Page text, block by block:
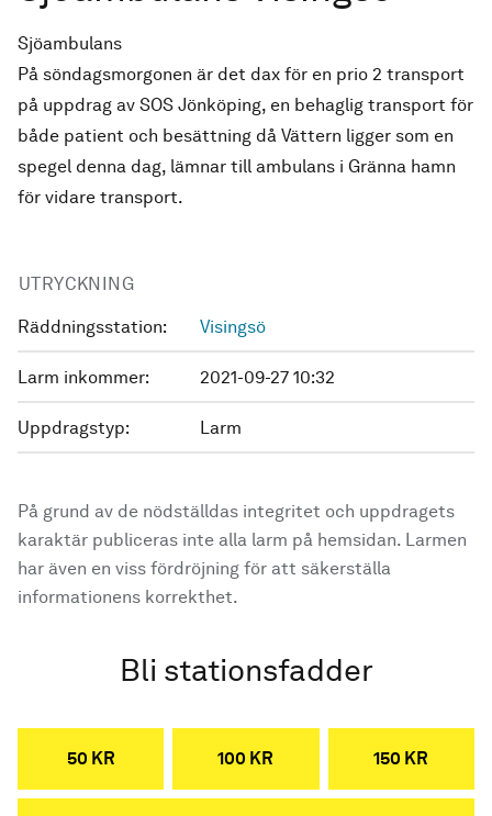
Sjöambulans
På söndagsmorgonen är det dax för en prio 2 transport
på uppdrag av SOS Jönköping, en behaglig transport för
både patient och besättning då Vättern ligger som en
spegel denna dag, lämnar till ambulans i Gränna hamn
för vidare transport.
UTRYCKNING
Räddningsstation: Visingsö
Larm inkommer: 2021-09-27 10:32
Uppdragstyp: Larm
På grund av de nödställdas integritet och uppdragets
karaktär publiceras inte alla larm på hemsidan. Larmen
har även en viss fördröjning för att säkerställa
informationens korrekthet.
Bli stationsfadder
50 KR 100 KR 150 KR